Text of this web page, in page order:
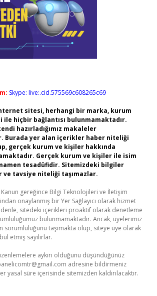
Skype: live:.cid.575569c608265c69
sitesi, herhangi bir marka, kurum
ile hiçbir bağlantısı bulunmamaktadır.
hazırladığımız makaleler
Burada yer alan içerikler haber niteliği
gerçek kurum ve kişiler hakkında
Gerçek kurum ve kişiler ile isim
tesadüfidir. Sitemizdeki bilgiler
tavsiye niteliği taşımazlar.
Kanun gereğince Bilgi Teknolojileri ve İletişim
onaylanmış bir Yer Sağlayıcı olarak hizmet
sitedeki içerikleri proaktif olarak denetleme
bulunmamaktadır. Ancak, üyelerimiz
sorumluluğunu taşımakta olup, siteye üye olarak
etmiş sayılırlar.
aykırı olduğunu düşündüğünüz
adresine bildirmeniz
yasal süre içerisinde sitemizden kaldırılacaktır.